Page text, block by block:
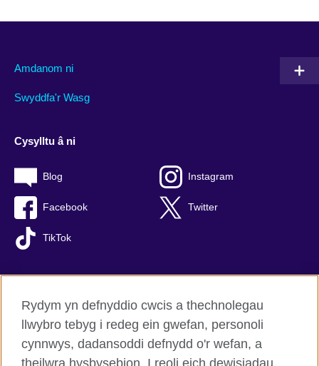
Amdanom ni
Swyddfa'r Wasg
Cysylltu â ni
Blog Instagram
Facebook Twitter
TikTok
British Council Byd-eang
Preifatrwydd a thelerau defnyddio
Hygyrchedd
Rydym yn defnyddio cwcis a thechnolegau
llwybro tebyg i redeg ein gwefan, personoli
cynnwys, dadansoddi defnydd o'r wefan, a
theilwra hysbysebion. I reoli eich dewisiadau,